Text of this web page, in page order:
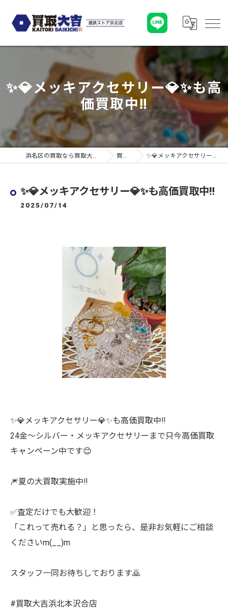
✨💎メッキアクセサリー💎✨も高
価買取中‼️
浜名区の買取なら買取大吉 遠鉄ストア浜北店 買取実績 ✨💎メッキアクセサリー💎✨も高価買取中‼️
✨💎メッキアクセサリー💎✨も高価買取中‼️
2025/07/14
✨💎メッキアクセサリー💎✨も高価買取中‼️
24金〜シルバー・メッキアクセサリーまで只今高価買取
キャンペーン中です😊
🎆夏の大買取実施中‼️
✅査定だけでも大歓迎！
「これって売れる？」と思ったら、是非お気軽にご相談
くださいm(__)m
スタッフ一同お待ちしております🙇
#買取大吉浜北本沢合店